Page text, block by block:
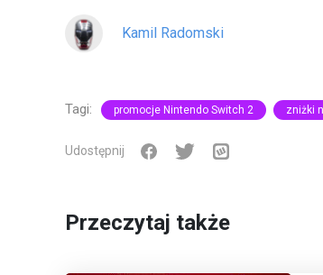
Kamil Radomski
Tagi: promocje Nintendo Switch 2 zniżki
Udostępnij
Przeczytaj także